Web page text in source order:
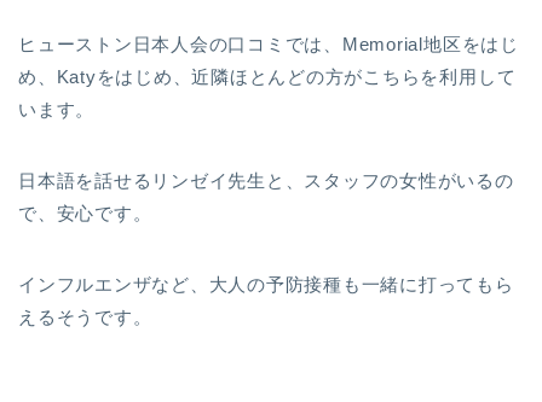
ヒューストン日本人会の口コミでは、Memorial地区をはじ
め、Katyをはじめ、近隣ほとんどの方がこちらを利用して
います。
日本語を話せるリンゼイ先生と、スタッフの女性がいるの
で、安心です。
インフルエンザなど、大人の予防接種も一緒に打ってもら
えるそうです。